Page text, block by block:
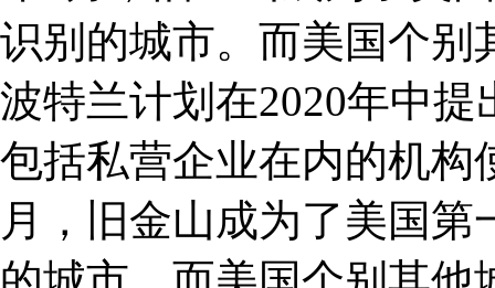
识别的城市。而美国个别
波特兰计划在2020年中
包括私营企业在内的机构
月，旧金山成为了美国